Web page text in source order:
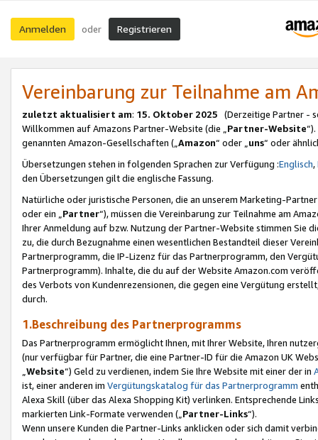
Anmelden oder Registrieren
Vereinbarung zur Teilnahme am
zuletzt aktualisiert am: 15. Oktober 2025 (Derzeitige Partner -
Willkommen auf Amazons Partner-Website (die „Partner-Website
genannten Amazon-Gesellschaften („Amazon“ oder „uns“ oder
Übersetzungen stehen in folgenden Sprachen zur Verfügung :Englisch,
den Übersetzungen gilt die englische Fassung.
Natürliche oder juristische Personen, die an unserem Marketing-
oder ein „Partner“), müssen die Vereinbarung zur Teilnahme am
Ihrer Anmeldung auf bzw. Nutzung der Partner-Website stimmen Sie
zu, die durch Bezugnahme einen wesentlichen Bestandteil dieser
Partnerprogramm, die IP-Lizenz für das Partnerprogramm, den
Partnerprogramm). Inhalte, die du auf der Website Amazon.com
des Verbots von Kundenrezensionen, die gegen eine Vergütung
durch.
1.Beschreibung des Partnerprogramms
Das Partnerprogramm ermöglicht Ihnen, mit Ihrer Website, Ihren
(nur verfügbar für Partner, die eine Partner-ID für die Amazon UK
Website“) Geld zu verdienen, indem Sie Ihre Website mit einer der in
ist, einer anderen im Vergütungskatalog für das Partnerprogramm
Alexa Skill (über das Alexa Shopping Kit) verlinken. Entsprechende
markierten Link-Formate verwenden („ Partner-Links“).
Wenn unsere Kunden die Partner-Links anklicken oder sich damit